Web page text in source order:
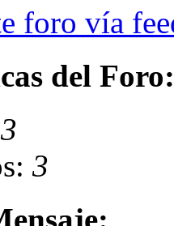
foro vía
del Foro:
3
3